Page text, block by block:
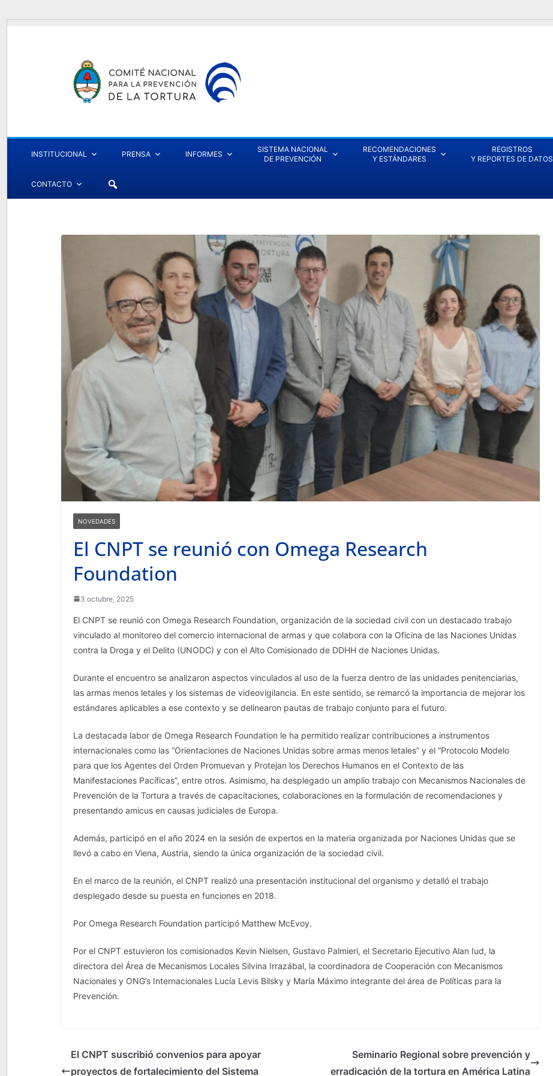
INSTITUCIONAL PRENSA INFORMES
SISTEMA NACIONAL
DE PREVENCIÓN
RECOMENDACIONES
Y ESTÁNDARES
REGISTROS
Y REPORTES DE DATOS
CONTACTO
NOVEDADES
El CNPT se reunió con Omega Research
Foundation
3 octubre, 2025
El CNPT se reunió con Omega Research Foundation, organización de la sociedad civil con un destacado trabajo
vinculado al monitoreo del comercio internacional de armas y que colabora con la Oficina de las Naciones Unidas
contra la Droga y el Delito (UNODC) y con el Alto Comisionado de DDHH de Naciones Unidas.
Durante el encuentro se analizaron aspectos vinculados al uso de la fuerza dentro de las unidades penitenciarias,
las armas menos letales y los sistemas de videovigilancia. En este sentido, se remarcó la importancia de mejorar los
estándares aplicables a ese contexto y se delinearon pautas de trabajo conjunto para el futuro.
La destacada labor de Omega Research Foundation le ha permitido realizar contribuciones a instrumentos
internacionales como las “Orientaciones de Naciones Unidas sobre armas menos letales” y el “Protocolo Modelo
para que los Agentes del Orden Promuevan y Protejan los Derechos Humanos en el Contexto de las
Manifestaciones Pacíficas”, entre otros. Asimismo, ha desplegado un amplio trabajo con Mecanismos Nacionales de
Prevención de la Tortura a través de capacitaciones, colaboraciones en la formulación de recomendaciones y
presentando amicus en causas judiciales de Europa.
Además, participó en el año 2024 en la sesión de expertos en la materia organizada por Naciones Unidas que se
llevó a cabo en Viena, Austria, siendo la única organización de la sociedad civil.
En el marco de la reunión, el CNPT realizó una presentación institucional del organismo y detalló el trabajo
desplegado desde su puesta en funciones en 2018.
Por Omega Research Foundation participó Matthew McEvoy.
Por el CNPT estuvieron los comisionados Kevin Nielsen, Gustavo Palmieri, el Secretario Ejecutivo Alan Iud, la
directora del Área de Mecanismos Locales Silvina Irrazábal, la coordinadora de Cooperación con Mecanismos
Nacionales y ONG’s Internacionales Lucía Levis Bilsky y María Máximo integrante del área de Políticas para la
Prevención.
El CNPT suscribió convenios para apoyar
proyectos de fortalecimiento del Sistema
Seminario Regional sobre prevención y
erradicación de la tortura en América Latina